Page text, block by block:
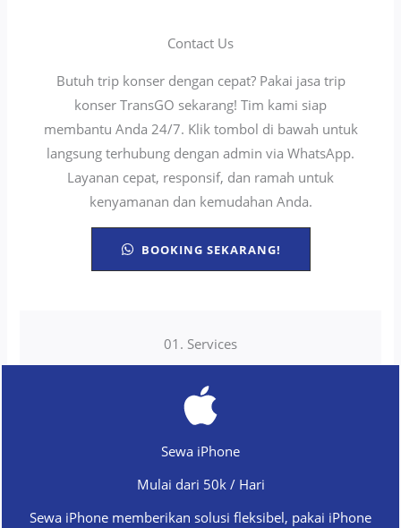
Contact Us
Butuh trip konser dengan cepat? Pakai jasa trip
konser TransGO sekarang! Tim kami siap
membantu Anda 24/7. Klik tombol di bawah untuk
langsung terhubung dengan admin via WhatsApp.
Layanan cepat, responsif, dan ramah untuk
kenyamanan dan kemudahan Anda.
BOOKING SEKARANG!
01. Services
Sewa iPhone
Mulai dari 50k / Hari
Sewa iPhone memberikan solusi fleksibel, pakai iPhone